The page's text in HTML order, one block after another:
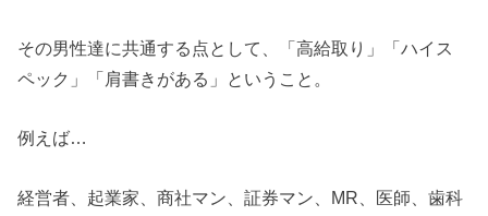
その男性達に共通する点として、「高給取り」「ハイス
ペック」「肩書きがある」ということ。
例えば…
経営者、起業家、商社マン、証券マン、MR、医師、歯科